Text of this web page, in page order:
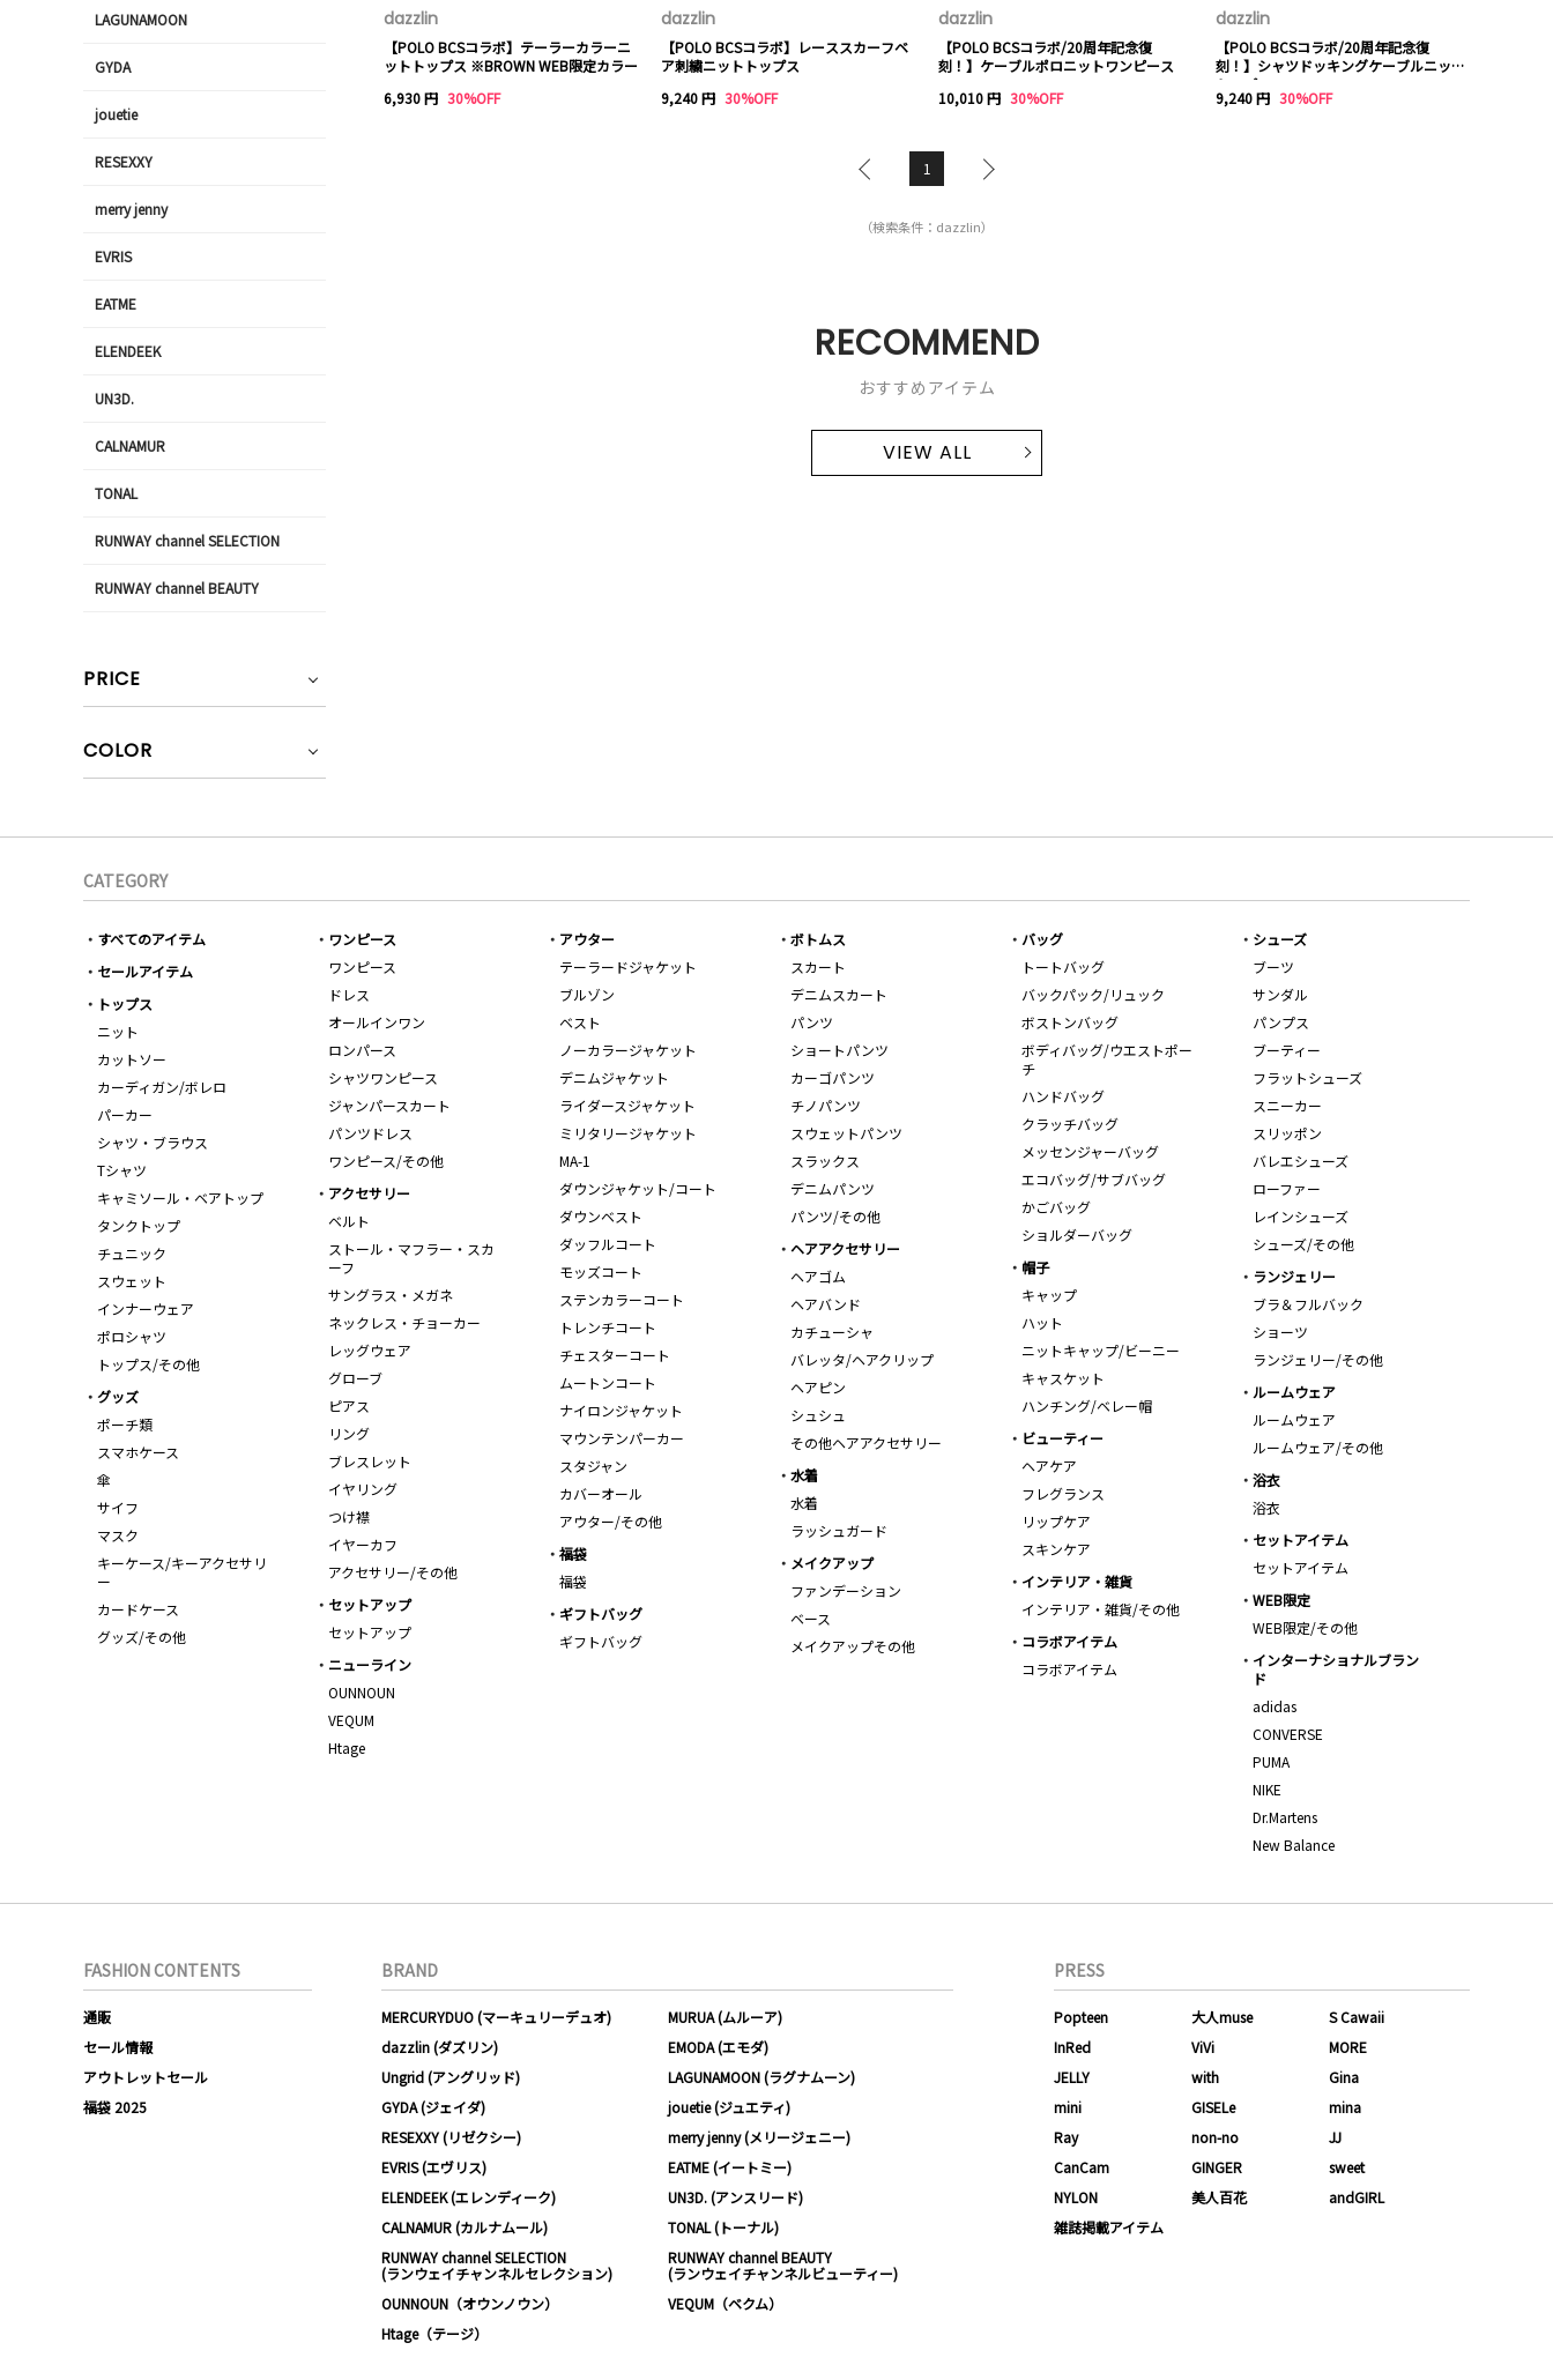
dazzlin
【POLO BCSコラボ】テーラーカラーニ
ットトップス ※BROWN WEB限定カラー
6,930 円 30%OFF
dazzlin
【POLO BCSコラボ】レーススカーフベ
ア刺繍ニットトップス
9,240 円 30%OFF
dazzlin
【POLO BCSコラボ/20周年記念復
刻！】ケーブルポロニットワンピース
10,010 円 30%OFF
dazzlin
【POLO BCSコラボ/20周年記念復
刻！】シャツドッキングケーブルニット
トップス
9,240 円 30%OFF
1
（検索条件：dazzlin）
RECOMMEND
おすすめアイテム
VIEW ALL
LAGUNAMOON
GYDA
jouetie
RESEXXY
merry jenny
EVRIS
EATME
ELENDEEK
UN3D.
CALNAMUR
TONAL
RUNWAY channel SELECTION
RUNWAY channel BEAUTY
PRICE
COLOR
CATEGORY
すべてのアイテム
セールアイテム
トップス
ニット
カットソー
カーディガン/ボレロ
パーカー
シャツ・ブラウス
Tシャツ
キャミソール・ベアトップ
タンクトップ
チュニック
スウェット
インナーウェア
ポロシャツ
トップス/その他
ワンピース
ワンピース
ドレス
オールインワン
ロンパース
シャツワンピース
ジャンパースカート
パンツドレス
ワンピース/その他
アウター
テーラードジャケット
ブルゾン
ベスト
ノーカラージャケット
デニムジャケット
ライダースジャケット
ミリタリージャケット
MA-1
ダウンジャケット/コート
ダウンベスト
ダッフルコート
モッズコート
ステンカラーコート
トレンチコート
チェスターコート
ムートンコート
ナイロンジャケット
マウンテンパーカー
スタジャン
カバーオール
アウター/その他
ボトムス
スカート
デニムスカート
パンツ
ショートパンツ
カーゴパンツ
チノパンツ
スウェットパンツ
スラックス
デニムパンツ
パンツ/その他
バッグ
トートバッグ
バックパック/リュック
ボストンバッグ
ボディバッグ/ウエストポー
チ
ハンドバッグ
クラッチバッグ
メッセンジャーバッグ
エコバッグ/サブバッグ
かごバッグ
ショルダーバッグ
シューズ
ブーツ
サンダル
パンプス
ブーティー
フラットシューズ
スニーカー
スリッポン
バレエシューズ
ローファー
レインシューズ
シューズ/その他
アクセサリー
ベルト
ストール・マフラー・スカ
ーフ
サングラス・メガネ
ネックレス・チョーカー
レッグウェア
グローブ
ピアス
リング
ブレスレット
イヤリング
つけ襟
イヤーカフ
アクセサリー/その他
ヘアアクセサリー
ヘアゴム
ヘアバンド
カチューシャ
バレッタ/ヘアクリップ
ヘアピン
シュシュ
その他ヘアアクセサリー
帽子
キャップ
ハット
ニットキャップ/ビーニー
キャスケット
ハンチング/ベレー帽
ランジェリー
ブラ＆フルバック
ショーツ
ランジェリー/その他
ルームウェア
ルームウェア
ルームウェア/その他
グッズ
ポーチ類
スマホケース
傘
サイフ
マスク
キーケース/キーアクセサリ
ー
カードケース
グッズ/その他
ビューティー
ヘアケア
フレグランス
リップケア
スキンケア
水着
水着
ラッシュガード
浴衣
浴衣
セットアイテム
セットアイテム
福袋
福袋
メイクアップ
ファンデーション
ベース
メイクアップその他
インテリア・雑貨
インテリア・雑貨/その他
WEB限定
WEB限定/その他
セットアップ
セットアップ
ギフトバッグ
ギフトバッグ
コラボアイテム
コラボアイテム
インターナショナルブラン
ド
adidas
CONVERSE
PUMA
NIKE
Dr.Martens
New Balance
ニューライン
OUNNOUN
VEQUM
Htage
FASHION CONTENTS
通販
セール情報
アウトレットセール
福袋 2025
BRAND
MERCURYDUO (マーキュリーデュオ)
MURUA (ムルーア)
dazzlin (ダズリン)
EMODA (エモダ)
Ungrid (アングリッド)
LAGUNAMOON (ラグナムーン)
GYDA (ジェイダ)
jouetie (ジュエティ)
RESEXXY (リゼクシー)
merry jenny (メリージェニー)
EVRIS (エヴリス)
EATME (イートミー)
ELENDEEK (エレンディーク)
UN3D. (アンスリード)
CALNAMUR (カルナムール)
TONAL (トーナル)
RUNWAY channel SELECTION
(ランウェイチャンネルセレクション)
RUNWAY channel BEAUTY
(ランウェイチャンネルビューティー)
OUNNOUN（オウンノウン）
VEQUM（ベクム）
Htage（テージ）
PRESS
Popteen 大人muse
S Cawaii
InRed
ViVi
MORE
JELLY
with
Gina
mini
GISELe
mina
Ray
non-no
JJ
CanCam
GINGER
sweet
NYLON
美人百花
andGIRL
雑誌掲載アイテム